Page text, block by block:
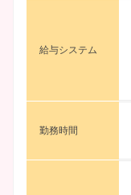
給与システム
勤務時間